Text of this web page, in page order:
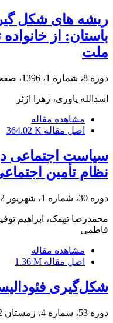
ریشه های شکل
باستان: از
ملت
دوره 8، شماره 1، 1396، صفحه
اسدالله یاوری، زهرا اژئر
مشاهده مقاله
اصل مقاله 364.02 K
سیاست اجتماعی
نظام تأمین
دوره 30، شماره 1، شهریور 1402، صفحه
محمدرضا تهمک، ابراهیم
فاطمی
مشاهده مقاله
اصل مقاله 1.36 M
شکل‌گیری
دوره 53، شماره 4، زمستان 1402، صفحه